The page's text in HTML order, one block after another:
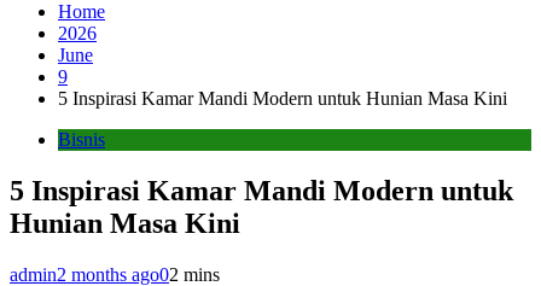
Home
2026
June
9
5 Inspirasi Kamar Mandi Modern untuk Hunian Masa Kini
Bisnis
5 Inspirasi Kamar Mandi Modern untuk
Hunian Masa Kini
admin2 months ago02 mins